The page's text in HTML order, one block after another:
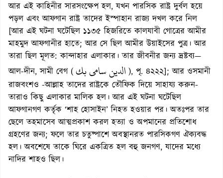
আর এই কাহিনীর সারসংক্ষেপ হল, যখন পারসিক রাষ্ট্র দুর্বল হয়ে
পড়ল এবং আফগান রাষ্ট্র তাদের ইস্পাহান রাজ্য দখল করে নিল
[আর এই ঘটনা ঘটেছিল ১১৩৫ হিজরিতে কালযাবী গোত্রের আমীর
মাহমুদ আফগানীর হাতে; আর সে ছিল আমীর উয়াইসের পুত্র। আর
তারা ছিল মূলত: কান্দাহার এলাকার। তার জীবনীর জন্য দ্রষ্টব্য—
আল-দীন, সামী বেগ ( الدين سامي بك ), পৃ. ৪২২২]; আর ওসমানী
রাজবংশও -আল্লাহ তাদের রাষ্ট্রকে তৌফিক দিয়ে সাহায্য করুন-
তারাও কিছু এলাকার মালিক হল। আর এই ঘটনা ঘটেছিল
আফগানগণ কর্তৃক ‘শাহ হোসাইন’ নিহত হওয়ার পর। অতঃপর তার
ছেলে তহমাসেব আত্মপ্রকাশ করল হত্যা ও অপমানের প্রতিশোধ
গ্রহণের জন্য; ফলে তার চতুষ্পাশে অবস্থানরত পারসিকগণ ঐক্যবদ্ধ
হল। অবশেষে তাকে ঘিরে একত্রিত হল বহু জনগণ, যাদের মধ্যে
নাদির শাহও ছিল।